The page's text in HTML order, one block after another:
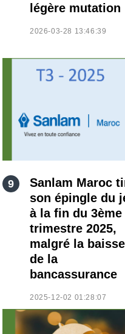
légère mutation
2026-03-28 13:46:39
Sanlam Maroc
son épingle du
à la fin du 3ème
trimestre 2025,
malgré la baisse
de la
bancassurance
2025-12-02 01:28:07